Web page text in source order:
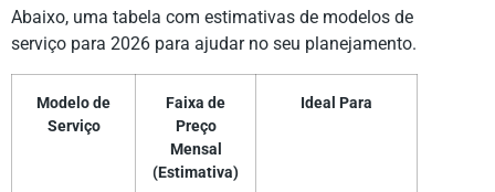
Abaixo, uma tabela com estimativas de modelos de
serviço para 2026 para ajudar no seu planejamento.
Modelo de
Serviço
Faixa de
Preço
Mensal
(Estimativa)
Ideal Para